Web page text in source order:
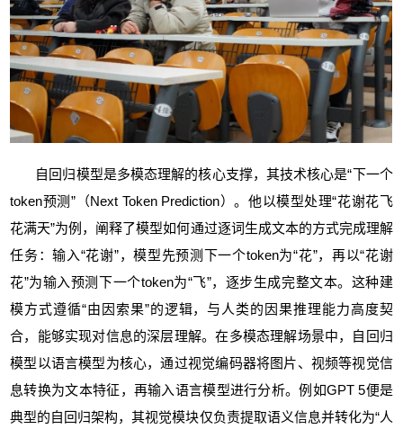
自回归模型是多模态理解的核心支撑，其技术核心是“下一个
token预测”（Next Token Prediction）。他以模型处理“花谢花飞
花满天”为例，阐释了模型如何通过逐词生成文本的方式完成理解
任务：输入“花谢”，模型先预测下一个token为“花”，再以“花谢
花”为输入预测下一个token为“飞”，逐步生成完整文本。这种建
模方式遵循“由因索果”的逻辑，与人类的因果推理能力高度契
合，能够实现对信息的深层理解。在多模态理解场景中，自回归
模型以语言模型为核心，通过视觉编码器将图片、视频等视觉信
息转换为文本特征，再输入语言模型进行分析。例如GPT 5便是
典型的自回归架构，其视觉模块仅负责提取语义信息并转化为“人